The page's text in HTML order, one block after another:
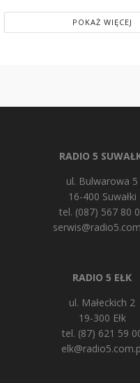
POKAŻ WIĘCEJ
RADIO 5
ul. Bulwarowa 5
16-400 Suwałki
tel. (087) 567 80
RADIO 5 EŁK
ul. Małeckich 2
19-300 Ełk
tel. (87) 621 59